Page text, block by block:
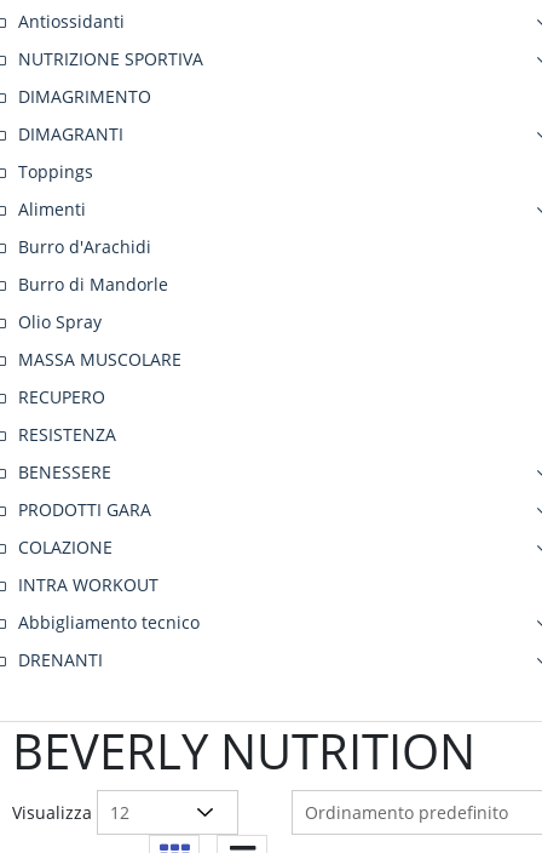
BEVERLY NUTRITION
Visualizza
Antiossidanti
NUTRIZIONE SPORTIVA
DIMAGRIMENTO
DIMAGRANTI
Toppings
Alimenti
Burro d'Arachidi
Burro di Mandorle
Olio Spray
MASSA MUSCOLARE
RECUPERO
RESISTENZA
BENESSERE
PRODOTTI GARA
COLAZIONE
INTRA WORKOUT
Abbigliamento tecnico
DRENANTI